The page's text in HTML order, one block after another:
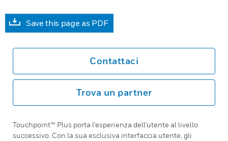
Save this page as PDF
Contattaci
Trova un partner
Touchpoint™ Plus porta l'esperienza dell'utente al livello
successivo. Con la sua esclusiva interfaccia utente, gli